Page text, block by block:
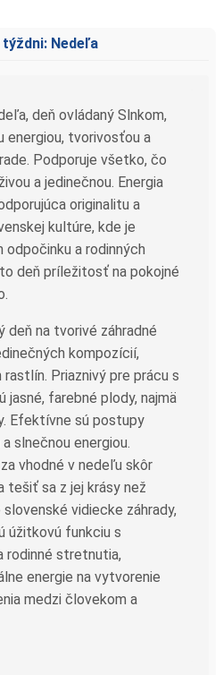
týždni: Nedeľa
deň ovládaný Slnkom,
energiou, tvorivosťou a
Podporuje všetko, čo
a jedinečnou. Energia
originalitu a
kultúre, kde je
a rodinných
deň príležitosť na pokojné
deň na tvorivé záhradné
kompozícií,
Priaznivý pre prácu s
jasné, farebné plody, najmä
Efektívne sú postupy
slnečnou energiou.
vhodné v nedeľu skôr
tešiť sa z jej krásy než
vidiecke záhrady,
úžitkovú funkciu s
rodinné stretnutia,
energie na vytvorenie
medzi človekom a